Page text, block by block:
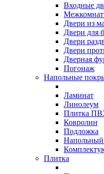
Входные
Двери из
Двери для
Двери
Двери
Дверная
Погонаж
Напольные
Ламинат
Линолеум
Плитка
Ковролин
Подложка
Напольный
Плитка